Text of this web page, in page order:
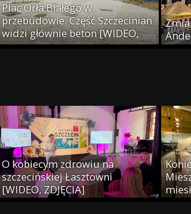
Plac Orła Białego w
przebudowie. Część Szczecinian
widzi głównie beton [WIDEO,
ZDJĘCIA]
O kobiecym zdrowiu na
szczecińskiej Łasztowni
[WIDEO, ZDJĘCIA]